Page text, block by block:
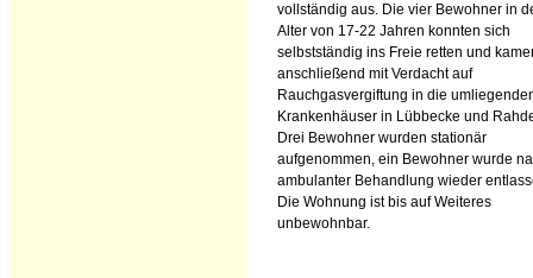
vollständig aus. Die vier Bewohner in
Alter von 17-22 Jahren konnten sich
selbstständig ins Freie retten und
anschließend mit Verdacht auf
Rauchgasvergiftung in die
Krankenhäuser in Lübbecke und
Drei Bewohner wurden stationär
aufgenommen, ein Bewohner wurde
ambulanter Behandlung wieder
Die Wohnung ist bis auf Weiteres
unbewohnbar.